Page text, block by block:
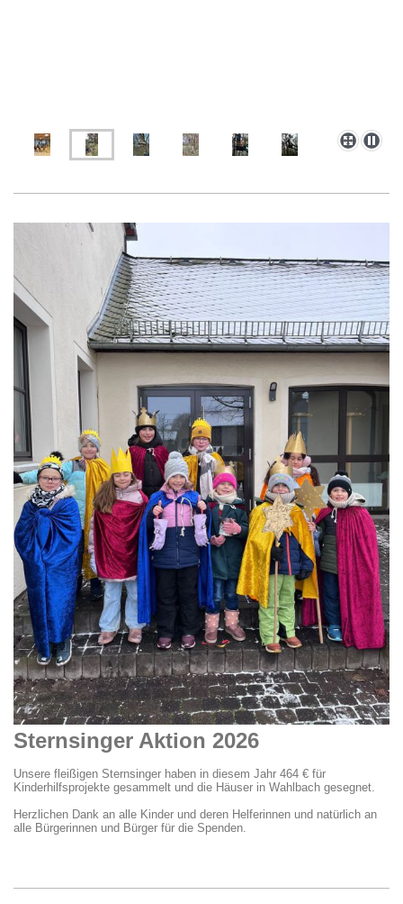
Sternsinger Aktion 2026
Unsere fleißigen Sternsinger haben in diesem Jahr 464 € für
Kinderhilfsprojekte gesammelt und die Häuser in Wahlbach gesegnet.
Herzlichen Dank an alle Kinder und deren Helferinnen und natürlich an
alle Bürgerinnen und Bürger für die Spenden.